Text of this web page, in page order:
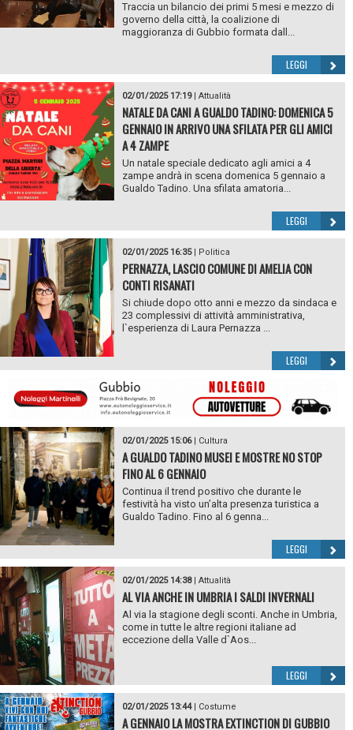
Traccia un bilancio dei primi 5 mesi e mezzo di
governo della città, la coalizione di
maggioranza di Gubbio formata dall...
LEGGI
02/01/2025 17:19| Attualità
NATALE DA CANI A GUALDO TADINO: DOMENICA 5
GENNAIO IN ARRIVO UNA SFILATA PER GLI AMICI
A 4 ZAMPE
Un natale speciale dedicato agli amici a 4
zampe andrà in scena domenica 5 gennaio a
Gualdo Tadino. Una sfilata amatoria...
LEGGI
02/01/2025 16:35| Politica
PERNAZZA, LASCIO COMUNE DI AMELIA CON
CONTI RISANATI
Si chiude dopo otto anni e mezzo da sindaca e
23 complessivi di attività amministrativa,
l`esperienza di Laura Pernazza ...
LEGGI
02/01/2025 15:06| Cultura
A GUALDO TADINO MUSEI E MOSTRE NO STOP
FINO AL 6 GENNAIO
Continua il trend positivo che durante le
festività ha visto un’alta presenza turistica a
Gualdo Tadino. Fino al 6 genna...
LEGGI
02/01/2025 14:38| Attualità
AL VIA ANCHE IN UMBRIA I SALDI INVERNALI
Al via la stagione degli sconti. Anche in Umbria,
come in tutte le altre regioni italiane ad
eccezione della Valle d`Aos...
LEGGI
02/01/2025 13:44| Costume
A GENNAIO LA MOSTRA EXTINCTION DI GUBBIO